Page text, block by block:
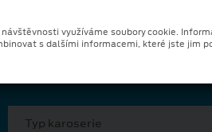
Skladové
Typ karoserie
využíváme soubory cookie.
s dalšími informacemi, které jste jim